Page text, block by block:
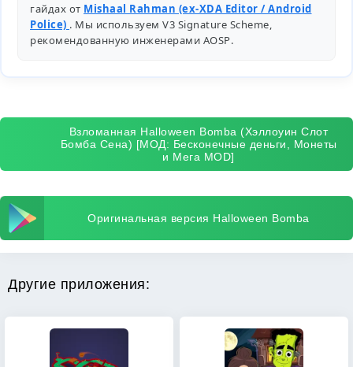
гайдах от Mishaal Rahman (ex-XDA Editor / Android
Police) . Мы используем V3 Signature Scheme,
рекомендованную инженерами AOSP.
Взломанная Halloween Bomba (Хэллоуин Слот
Бомба Сена) [МОД: Бесконечные деньги, Монеты
и Мега MOD]
Оригинальная версия Halloween Bomba
Другие приложения: